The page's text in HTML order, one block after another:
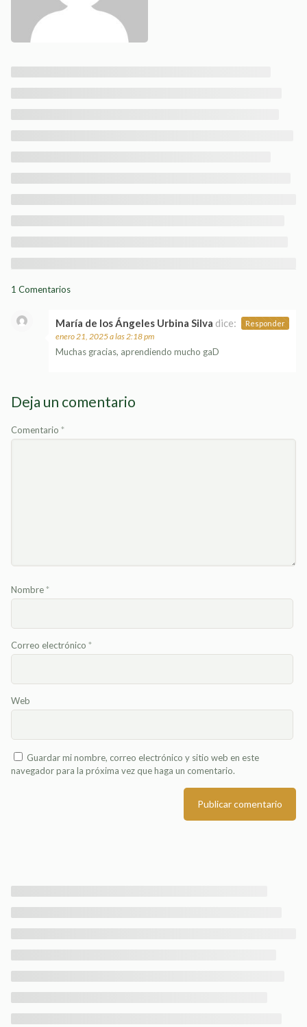
1 Comentarios
María de los Ángeles Urbina Silva dice:
enero 21, 2025 a las 2:18 pm
Muchas gracias, aprendiendo mucho gaD
Responder
Deja un comentario
Comentario *
Nombre*
Correo electrónico *
Web
Guardar mi nombre, correo electrónico y sitio web en este
navegador para la próxima vez que haga un comentario.